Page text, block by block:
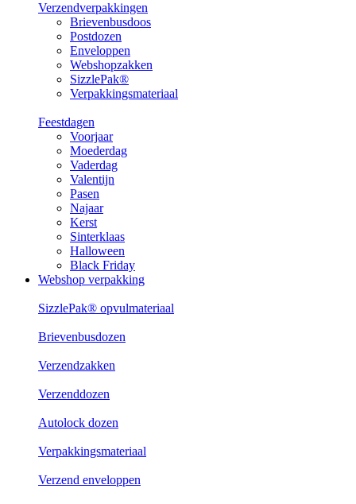
Verzendverpakkingen
Brievenbusdoos
Postdozen
Enveloppen
Webshopzakken
SizzlePak®
Verpakkingsmateriaal
Feestdagen
Voorjaar
Moederdag
Vaderdag
Valentijn
Pasen
Najaar
Kerst
Sinterklaas
Halloween
Black Friday
Webshop verpakking
SizzlePak® opvulmateriaal
Brievenbusdozen
Verzendzakken
Verzenddozen
Autolock dozen
Verpakkingsmateriaal
Verzend enveloppen